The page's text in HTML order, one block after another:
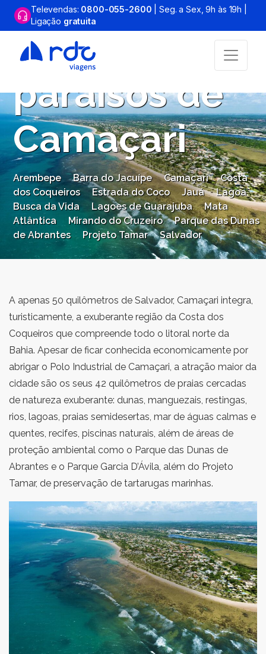
Televendas: 0800-055-2600 | Seg. a Sex, 9h às 19h |
Ligação gratuita
Os sete
paraísos de
Camaçari
Arembepe Barra do Jacuípe Camaçari
Costa
dos Coqueiros
Estrada do Coco Jauá
Lagoa
Busca da Vida
Lagoes de Guarajuba
Mata
Atlântica
Mirando do Cruzeiro
Parque das Dunas
de Abrantes
Projeto Tamar Salvador
A apenas 50 quilômetros de Salvador, Camaçari integra,
turisticamente, a exuberante região da Costa dos
Coqueiros que compreende todo o litoral norte da
Bahia. Apesar de ficar conhecida economicamente por
abrigar o Polo Industrial de Camaçari, a atração maior da
cidade são os seus 42 quilômetros de praias cercadas
de natureza exuberante: dunas, manguezais, restingas,
rios, lagoas, praias semidesertas, mar de águas calmas e
quentes, recifes, piscinas naturais, além de áreas de
proteção ambiental como o Parque das Dunas de
Abrantes e o Parque Garcia D’Ávila, além do Projeto
Tamar, de preservação de tartarugas marinhas.